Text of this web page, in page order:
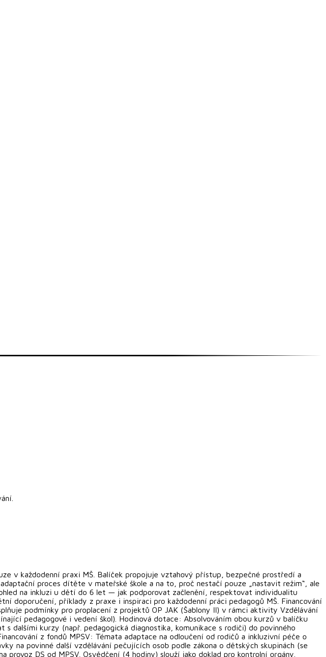
v každodenní praxi MŠ. Balíček propojuje vztahový přístup, bezpečné prostředí a
proces dítěte v mateřské škole a na to, proč nestačí pouze „nastavit režim“, ale
na inkluzi u dětí do 6 let — jak podporovat začlenění, respektovat individualitu
příklady z praxe i inspiraci pro každodenní práci pedagogů MŠ. Financování
podmínky pro proplacení z projektů OP JAK (Šablony II) v rámci aktivity Vzdělávání
pedagogové i vedení škol). Hodinová dotace: Absolvováním obou kurzů v balíčku
kurzy (např. pedagogická diagnostika, komunikace s rodiči) do povinného
z fondů MPSV: Témata adaptace na odloučení od rodičů a inkluzivní péče o
na povinné další vzdělávání pečujících osob podle zákona o dětských skupinách (se
DS od MPSV. Osvědčení (4 hodiny) slouží jako doklad pro kontrolní orgány.